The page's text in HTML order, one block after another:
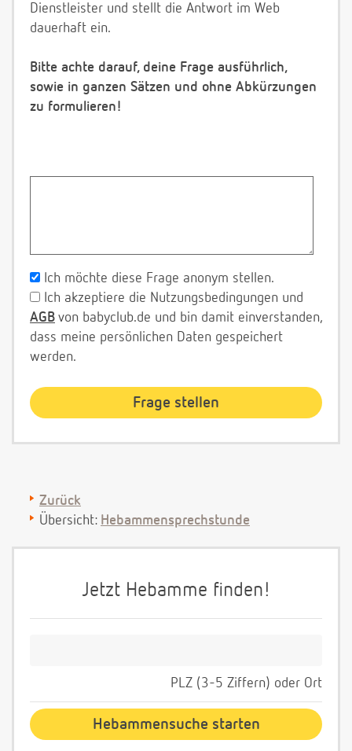
Dienstleister und stellt die Antwort im Web
dauerhaft ein.
Bitte achte darauf, deine Frage ausführlich,
sowie in ganzen Sätzen und ohne Abkürzungen
zu formulieren!
Ich möchte diese Frage anonym stellen.
Ich akzeptiere die Nutzungsbedingungen und
AGB von babyclub.de und bin damit einverstanden,
dass meine persönlichen Daten gespeichert
werden.
Zurück
Übersicht: Hebammensprechstunde
Jetzt Hebamme finden!
PLZ (3-5 Ziffern) oder Ort